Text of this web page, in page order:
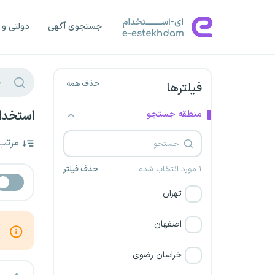
جستجوی آگهی دولتی
فیلترها حذف همه
منطقه جستجو
۱ مورد انتخاب شده حذف فیلتر
تهران
اصفهان
خراسان رضوی